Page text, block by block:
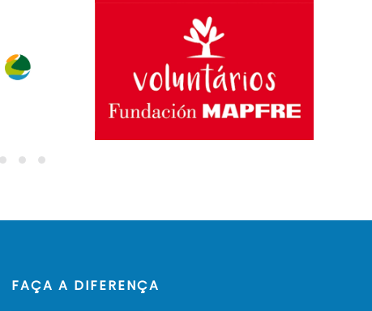
FAÇA A DIFERENÇA